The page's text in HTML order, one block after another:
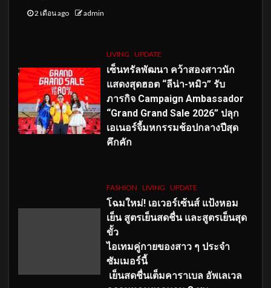
2 เดือน ago admin
LIVING UPDATE
เซ็นทรัลพัฒนา คว้าสองสาวนัก
แสดงสุดฮอต “ลีน่า-หมิว” รับ
ภารกิจ Campaign Ambassador
“Grand Grand Sale 2026” ปลุก
เอเนอร์จี้มหกรรมช้อปกลางปีสุด
คึกคัก
FASHION LIVING UPDATE
โฉมใหม่! เอเวอร์เซ้นส์ แป้งหอม
เย็น สูตรเย็นสดชื่น และสูตรเย็นสุด
ขั้ว
ไอเทมคู่กายของสาว ๆ ประจำ
ซัมเมอร์นี้
เย็นสดชื่นเต็มคาราเบล อัพเลเวล